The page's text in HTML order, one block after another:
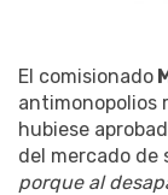
El comisionado
antimonopolios
hubiese
del mercado de
porque al